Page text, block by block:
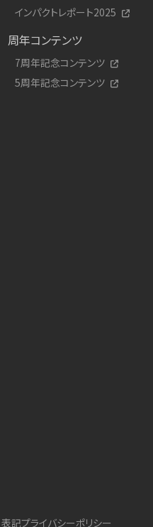
インパクトレポート2025
周年コンテンツ
7周年記念コンテンツ
5周年記念コンテンツ
記プライバシーポリシー